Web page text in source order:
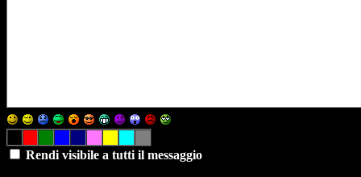
Rendi visibile a tutti il messaggio